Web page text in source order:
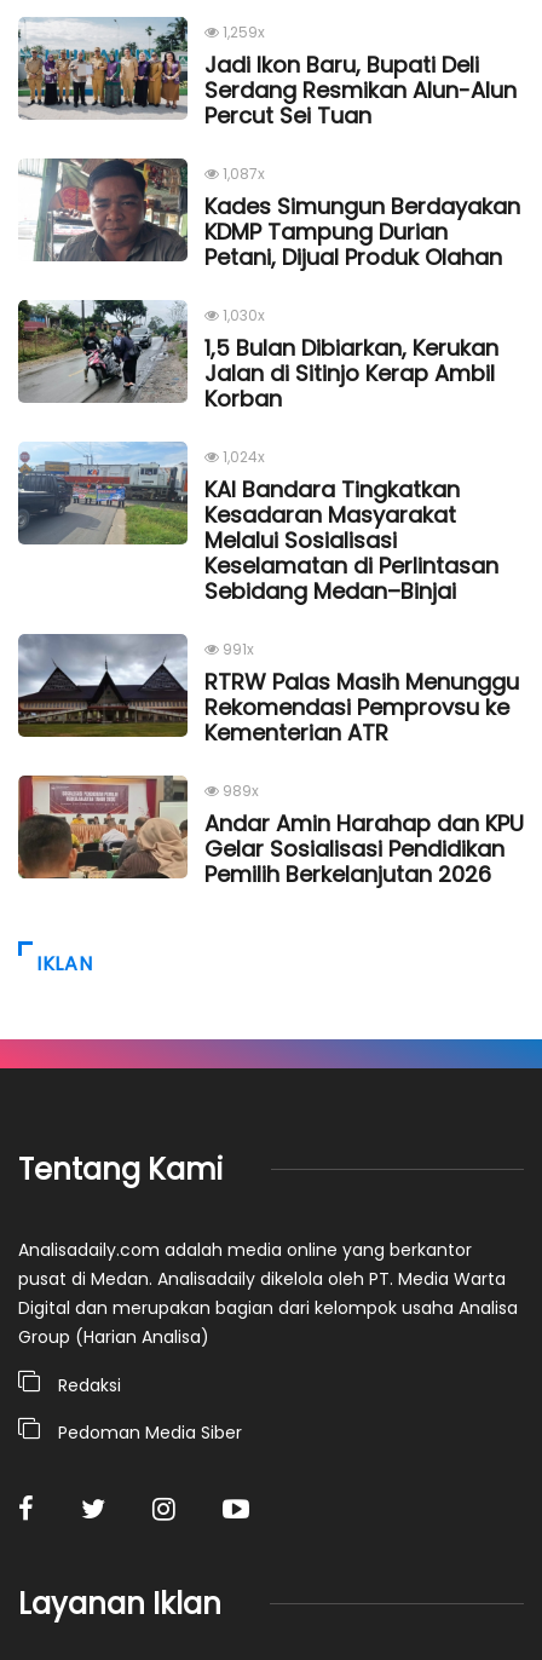
1,259x
Jadi Ikon Baru, Bupati Deli
Serdang Resmikan Alun-Alun
Percut Sei Tuan
1,087x
Kades Simungun Berdayakan
KDMP Tampung Durian
Petani, Dijual Produk Olahan
1,030x
1,5 Bulan Dibiarkan, Kerukan
Jalan di Sitinjo Kerap Ambil
Korban
1,024x
KAI Bandara Tingkatkan
Kesadaran Masyarakat
Melalui Sosialisasi
Keselamatan di Perlintasan
Sebidang Medan–Binjai
991x
RTRW Palas Masih Menunggu
Rekomendasi Pemprovsu ke
Kementerian ATR
989x
Andar Amin Harahap dan KPU
Gelar Sosialisasi Pendidikan
Pemilih Berkelanjutan 2026
IKLAN
Tentang Kami
Analisadaily.com adalah media online yang berkantor
pusat di Medan. Analisadaily dikelola oleh PT. Media Warta
Digital dan merupakan bagian dari kelompok usaha Analisa
Group (Harian Analisa)
Redaksi
Pedoman Media Siber
Layanan Iklan